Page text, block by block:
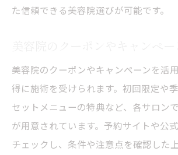
た信頼できる美容院選びが可能です。
美容院のクーポンやキャンペーンを活
得に施術を受けられます。初回限定や
セットメニューの特典など、各サロン
が用意されています。予約サイトや公
チェックし、条件や注意点を確認した